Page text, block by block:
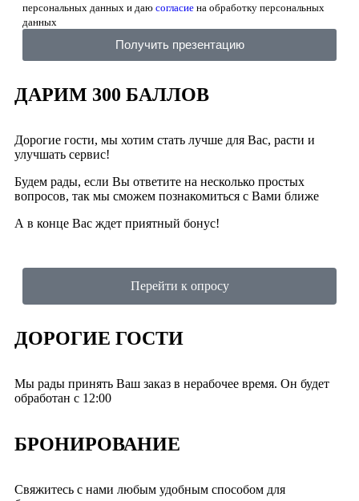
персональных данных и даю согласие на обработку персональных
данных
Получить презентацию
ДАРИМ 300 БАЛЛОВ
Дорогие гости, мы хотим стать лучше для Вас, расти и
улучшать сервис!
Будем рады, если Вы ответите на несколько простых
вопросов, так мы сможем познакомиться с Вами ближе
А в конце Вас ждет приятный бонус!
Перейти к опросу
ДОРОГИЕ ГОСТИ
Мы рады принять Ваш заказ в нерабочее время. Он будет
обработан с 12:00
БРОНИРОВАНИЕ
Свяжитесь с нами любым удобным способом для